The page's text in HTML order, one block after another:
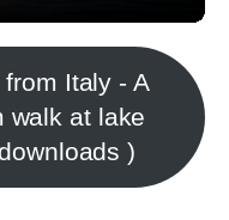
Italy - A
walk at lake
)